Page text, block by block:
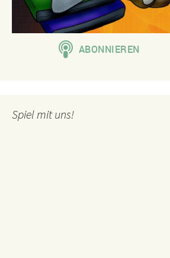
Spiel mit uns!